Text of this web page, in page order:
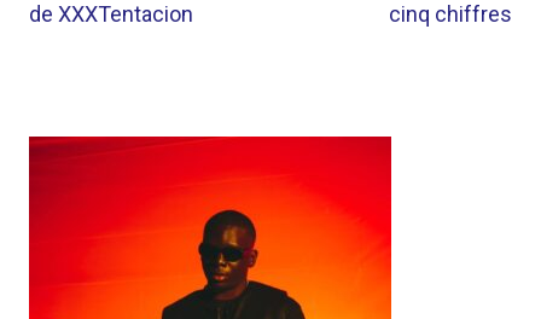
de XXXTentacion
cinq chiffres